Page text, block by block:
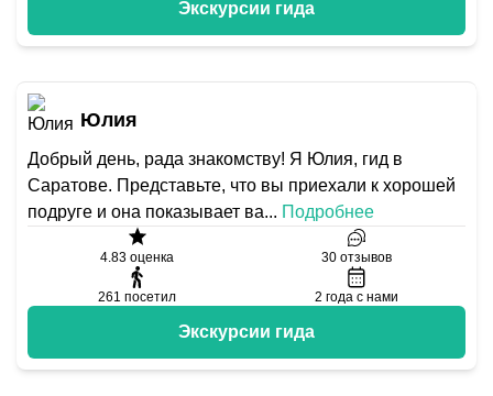
Экскурсии гида
Юлия
Добрый день, рада знакомству! Я Юлия, гид в
Саратове. Представьте, что вы приехали к хорошей
подруге и она показывает ва... Подробнее
4.83 оценка 30 отзывов
261 посетил 2 года с нами
Экскурсии гида